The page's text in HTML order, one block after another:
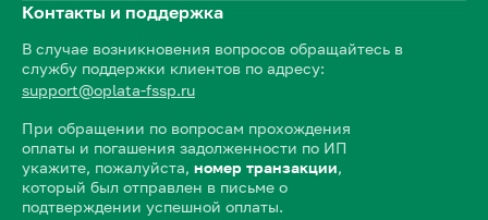
Контакты и поддержка
В случае возникновения вопросов обращайтесь в
службу поддержки клиентов по адресу:
support@oplata-fssp.ru
При обращении по вопросам прохождения
оплаты и погашения задолженности по ИП
укажите, пожалуйста, номер транзакции,
который был отправлен в письме о
подтверждении успешной оплаты.